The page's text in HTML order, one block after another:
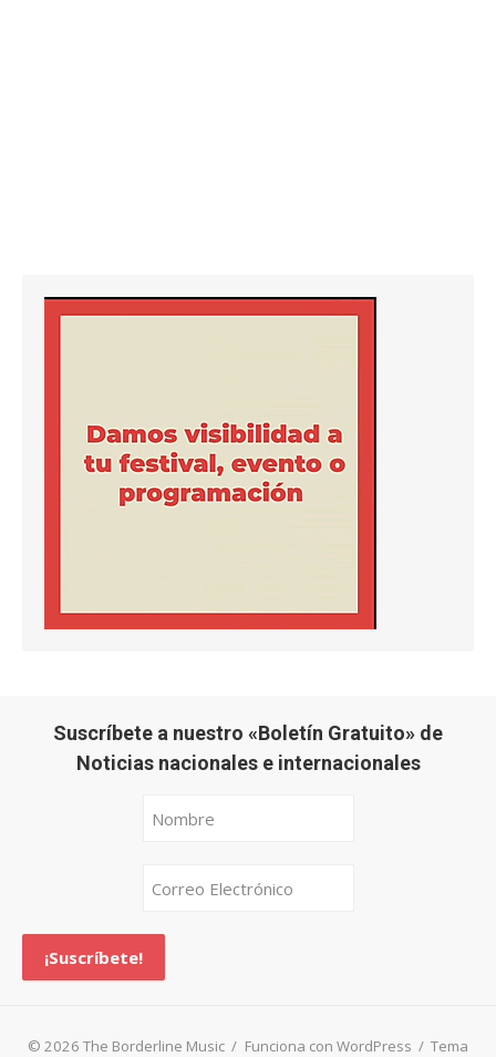
Suscríbete a nuestro «Boletín Gratuito» de
Noticias nacionales e internacionales
© 2026 The Borderline Music / Funciona con WordPress / Tema